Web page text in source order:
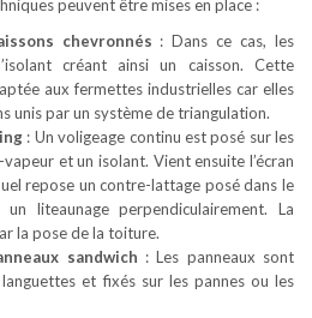
peuvent être mises en place :
chevronnés : Dans ce cas, les
créant ainsi un caisson. Cette
aux fermettes industrielles car elles
unis par un système de triangulation.
: Un voligeage continu est posé sur les
et un isolant. Vient ensuite l’écran
repose un contre-lattage posé dans le
liteaunage perpendiculairement. La
la pose de la toiture.
sandwich : Les panneaux sont
et fixés sur les pannes ou les